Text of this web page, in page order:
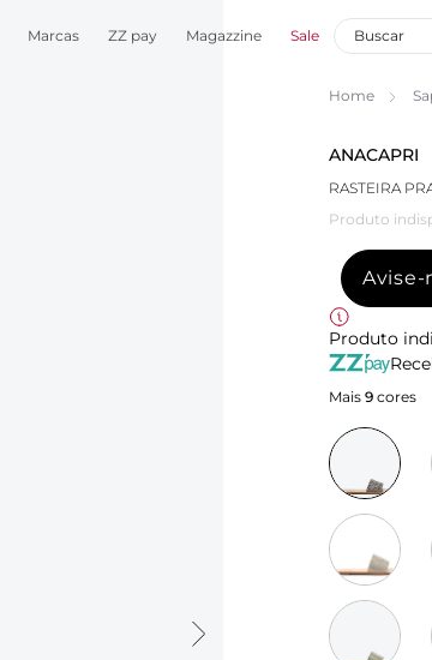
Marcas ZZ pay Magazzine Sale
Home
ANACAPRI
RASTEIRA
Produto
Avise-
Produto
Mais 9 cores